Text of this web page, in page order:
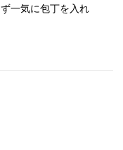
一気に包丁を入れ